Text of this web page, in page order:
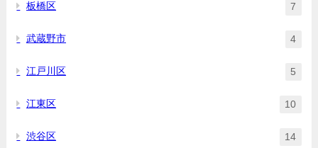
板橋区 7
武蔵野市 4
江戸川区 5
江東区 10
渋谷区 14